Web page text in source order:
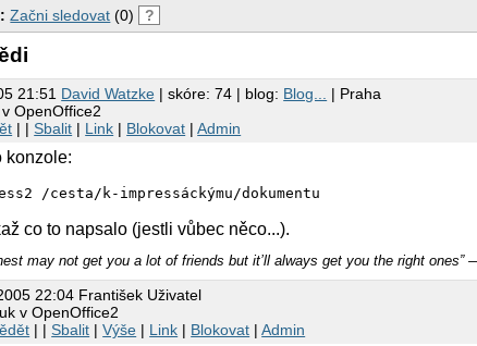
Začni sledovat (0) ?
21:51 David Watzke | skóre: 74 | blog: Blog...
| Praha
OpenOffice2
| |Sbalit | Link | Blokovat |Admin
konzole:
/cesta/k-impressáckýmu/dokumentu
co to napsalo (jestli vůbec něco...).
may not get you a lot of friends but it’ll always get you the right ones”
22:04 František Uživatel
v OpenOffice2
| |Sbalit |Výše | Link | Blokovat |Admin